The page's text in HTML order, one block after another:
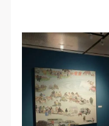
当承当相应的全部
失。活动中任何非
事故的任何责任。
中央美术学院美术
根据《中华人民共
民法通则》以及 最
当承当相应的全部
失。活动中任何非
事故的任何责任。
中央美术学院美术
根据《中华人民共
民法通则》以及 最
当承当相应的全部
失。活动中任何非
事故的任何责任。
中央美术学院美术
根据《中华人民共
民法通则》以及 最